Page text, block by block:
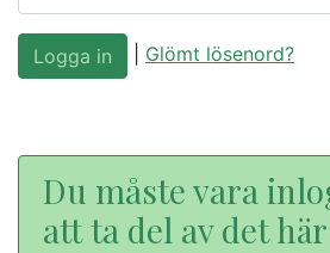
Glömt lösenord?
Du måste vara
att ta del av det